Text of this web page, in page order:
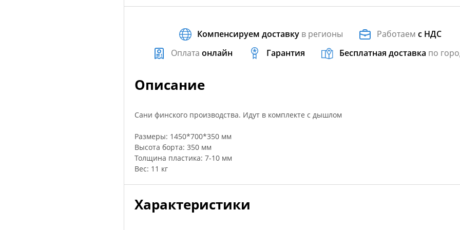
Компенсируем доставку в регионы Работаемс НДС
Оплата онлайн Гарантия Бесплатная доставка по
Описание
Сани финского производства. Идут в комплекте с дышлом
Размеры: 1450*700*350 мм
Высота борта: 350 мм
Толщина пластика: 7-10 мм
Вес: 11 кг
Характеристики